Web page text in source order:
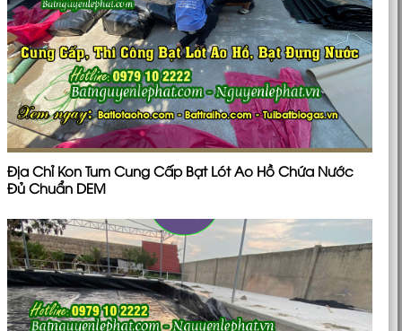
Địa Chỉ Kon Tum Cung Cấp Bạt Lót Ao Hồ Chứa Nước
Đủ Chuẩn DEM